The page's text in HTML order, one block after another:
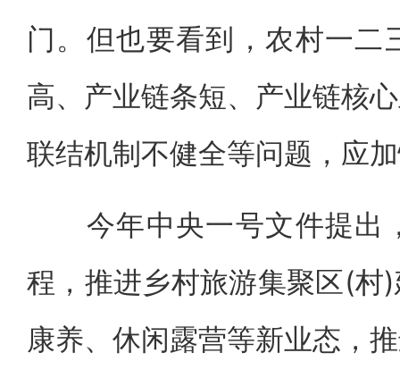
门。但也要看到，农村一
高、产业链条短、产业链核
联结机制不健全等问题，应
今年中央一号文件提出
程，推进乡村旅游集聚区(村
康养、休闲露营等新业态，